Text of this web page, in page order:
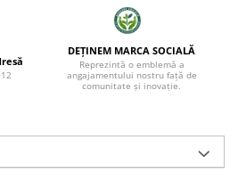
DEȚINEM MARCA SOCIALĂ
Reprezintă o emblemă a
angajamentului nostru față de
comunitate și inovație.